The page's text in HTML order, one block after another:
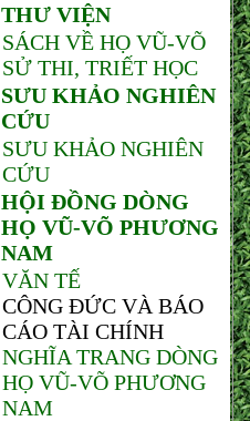
THƯ VIỆN
SÁCH VỀ HỌ VŨ-VÕ
SỬ THI, TRIẾT HỌC
SƯU KHẢO NGHIÊN
CỨU
SƯU KHẢO NGHIÊN
CỨU
HỘI ĐỒNG DÒNG
HỌ VŨ-VÕ PHƯƠNG
NAM
VĂN TẾ
CÔNG ĐỨC VÀ BÁO
CÁO TÀI CHÍNH
NGHĨA TRANG DÒNG
HỌ VŨ-VÕ PHƯƠNG
NAM